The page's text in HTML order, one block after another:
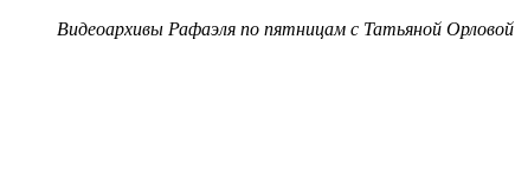
Видеоархивы Рафаэля по пятницам с Татьяной Орловой